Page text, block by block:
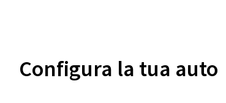
Configura la tua auto